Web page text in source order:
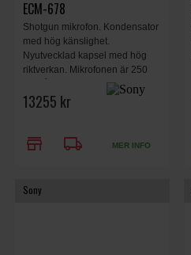
ECM-678
Shotgun mikrofon. Kondensator
med hög känslighet.
Nyutvecklad kapsel med hög
riktverkan. Mikrofonen är 250
13255 kr
store local_shipping MER INFO
Sony